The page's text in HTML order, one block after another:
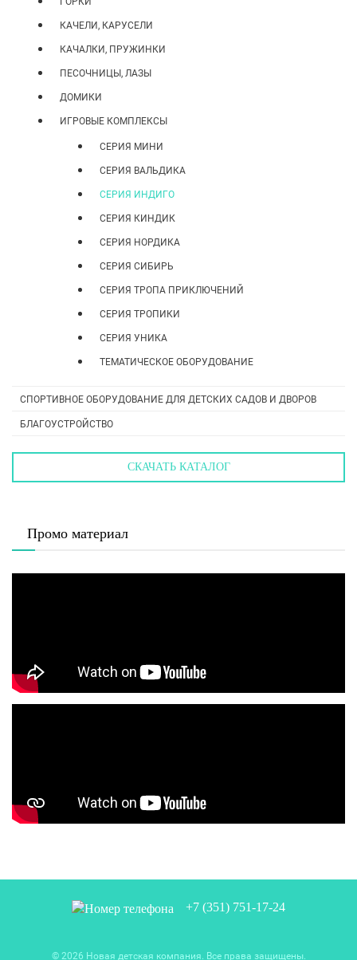
КАЧЕЛИ, КАРУСЕЛИ
КАЧАЛКИ, ПРУЖИНКИ
ПЕСОЧНИЦЫ, ЛАЗЫ
ДОМИКИ
ИГРОВЫЕ КОМПЛЕКСЫ
CЕРИЯ МИНИ
СЕРИЯ ВАЛЬДИКА
СЕРИЯ ИНДИГО
СЕРИЯ КИНДИК
СЕРИЯ НОРДИКА
СЕРИЯ СИБИРЬ
СЕРИЯ ТРОПА ПРИКЛЮЧЕНИЙ
СЕРИЯ ТРОПИКИ
СЕРИЯ УНИКА
ТЕМАТИЧЕСКОЕ ОБОРУДОВАНИЕ
СПОРТИВНОЕ ОБОРУДОВАНИЕ ДЛЯ ДЕТСКИХ САДОВ И ДВОРОВ
БЛАГОУСТРОЙСТВО
СКАЧАТЬ КАТАЛОГ
Промо материал
+7 (351) 751-17-24
© 2026 Новая детская компания. Все права защищены.